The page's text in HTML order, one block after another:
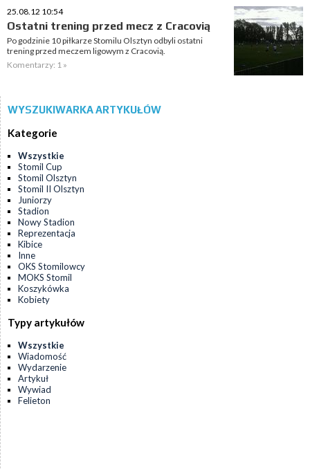
25.08.12 10:54
Ostatni trening przed mecz z Cracovią
Po godzinie 10 piłkarze Stomilu Olsztyn odbyli ostatni
trening przed meczem ligowym z Cracovią.
Komentarzy: 1 »
WYSZUKIWARKA ARTYKUŁÓW
Kategorie
Wszystkie
Stomil Cup
Stomil Olsztyn
Stomil II Olsztyn
Juniorzy
Stadion
Nowy Stadion
Reprezentacja
Kibice
Inne
OKS Stomilowcy
MOKS Stomil
Koszykówka
Kobiety
Typy artykułów
Wszystkie
Wiadomość
Wydarzenie
Artykuł
Wywiad
Felieton